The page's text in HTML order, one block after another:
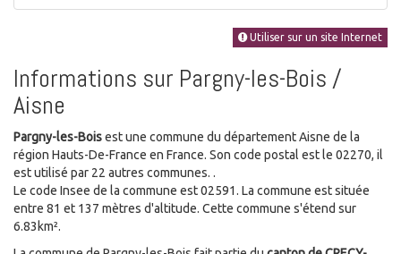
Utiliser sur un site Internet
Informations sur Pargny-les-Bois /
Aisne
Pargny-les-Boisest une commune du département Aisne de la
région Hauts-De-France en France. Son code postal est le 02270, il
est utilisé par 22 autres communes. .
Le code Insee de la commune est 02591. La commune est située
entre 81 et 137 mètres d'altitude. Cette commune s'étend sur
6.83km².